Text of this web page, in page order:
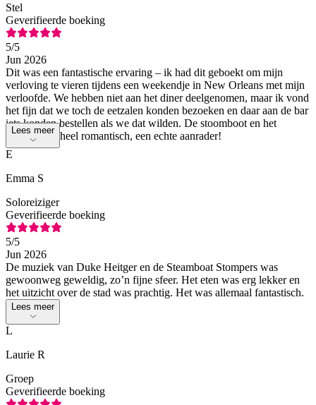
Stel
Geverifieerde boeking
5/5
Jun 2026
Dit was een fantastische ervaring – ik had dit geboekt om mijn
verloving te vieren tijdens een weekendje in New Orleans met mijn
verloofde. We hebben niet aan het diner deelgenomen, maar ik vond
het fijn dat we toch de eetzalen konden bezoeken en daar aan de bar
iets konden bestellen als we dat wilden. De stoomboot en het
uitzicht zijn heel romantisch, een echte aanrader!
Lees meer
E
Emma S
Soloreiziger
Geverifieerde boeking
5/5
Jun 2026
De muziek van Duke Heitger en de Steamboat Stompers was
gewoonweg geweldig, zo’n fijne sfeer. Het eten was erg lekker en
het uitzicht over de stad was prachtig. Het was allemaal fantastisch.
Lees meer
L
Laurie R
Groep
Geverifieerde boeking